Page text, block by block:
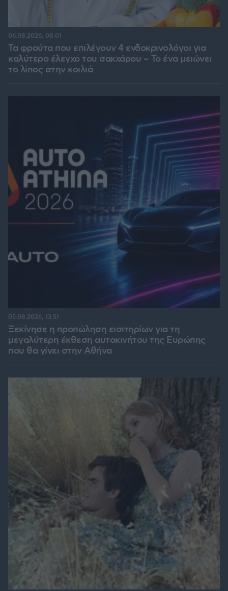
Τα φρούτα που επιλέγουν 4 ενδοκρινολόγοι για
καλύτερο έλεγχο του σακχάρου – Το ένα μειώνει
το λίπος στην κοιλιά
06.08.2026, 08:01
Ξεκίνησε η προπώληση εισιτηρίων για τη
μεγαλύτερη έκθεση αυτοκινήτου της Ευρώπης
που θα γίνει στην Αθήνα
05.08.2026, 13:51